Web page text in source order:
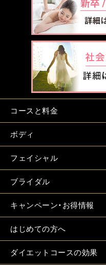
コースと料金
ボディ
フェイシャル
ブライダル
キャンペーン・お得情報
はじめての方へ
ダイエットコースの効果